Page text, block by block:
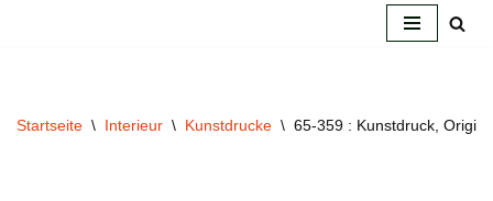
Startseite \ Interieur \ Kunstdrucke \ 65-359 : Kunstdruck,